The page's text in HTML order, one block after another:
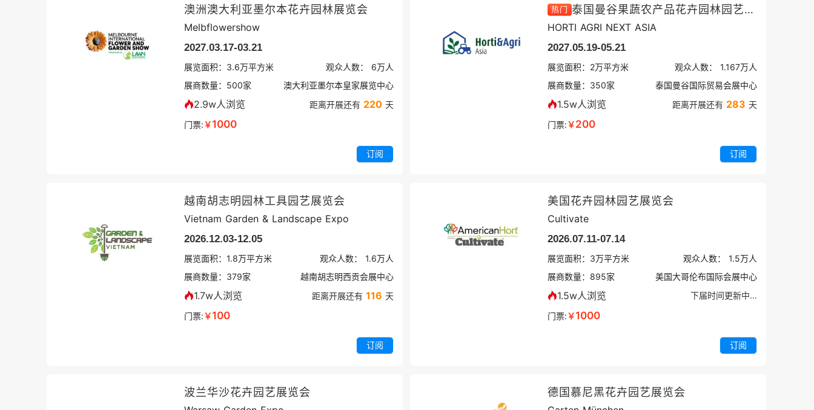
澳洲澳大利亚墨尔本花卉园林展览会
Melbflowershow
2027.03.17-03.21
展览面积： 3.6万平方米 观众人数： 6万人
展商数量： 500家 澳大利亚墨尔本皇家展览中心
2.9w人浏览 距离开展还有 220 天
门票:￥1000
订阅
热门 泰国曼谷果蔬农产品花卉园林园艺展览会
HORTI AGRI NEXT ASIA
2027.05.19-05.21
展览面积： 2万平方米 观众人数： 1.167万人
展商数量： 350家 泰国曼谷国际贸易会展中心
1.5w人浏览 距离开展还有 283 天
门票:￥200
订阅
越南胡志明园林工具园艺展览会
Vietnam Garden & Landscape Expo
2026.12.03-12.05
展览面积： 1.8万平方米 观众人数： 1.6万人
展商数量： 379家 越南胡志明西贡会展中心
1.7w人浏览 距离开展还有 116 天
门票:￥100
订阅
美国花卉园林园艺展览会
Cultivate
2026.07.11-07.14
展览面积： 3万平方米 观众人数： 1.5万人
展商数量： 895家 美国大哥伦布国际会展中心
1.5w人浏览
下届时间更新中...
门票:￥1000
订阅
波兰华沙花卉园艺展览会 德国慕尼黑花卉园艺展览会